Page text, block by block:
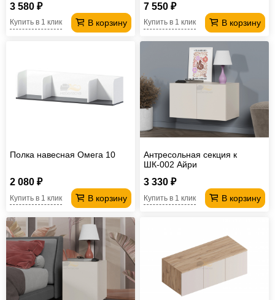
3 580 ₽
В корзину
Купить в 1 клик
7 550 ₽
В корзину
Купить в 1 клик
Полка навесная Омега 10
2 080 ₽
В корзину
Купить в 1 клик
Антресольная секция к
ШК-002 Айри
3 330 ₽
В корзину
Купить в 1 клик